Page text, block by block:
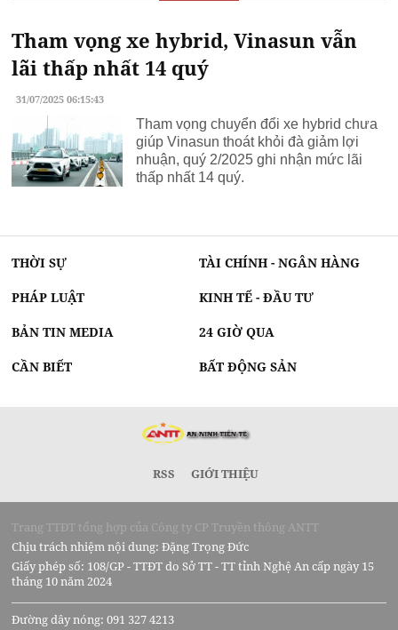
Tham vọng xe hybrid, Vinasun vẫn
lãi thấp nhất 14 quý
31/07/2025 06:15:43
Tham vọng chuyển đổi xe hybrid chưa
giúp Vinasun thoát khỏi đà giảm lợi
nhuận, quý 2/2025 ghi nhận mức lãi
thấp nhất 14 quý.
THỜI SỰ TÀI CHÍNH - NGÂN HÀNG
PHÁP LUẬT KINH TẾ - ĐẦU TƯ
BẢN TIN MEDIA 24 GIỜ QUA
CẦN BIẾT BẤT ĐỘNG SẢN
RSS GIỚI THIỆU
Trang TTĐT tổng hợp của Công ty CP Truyền thông ANTT
Chịu trách nhiệm nội dung: Đặng Trọng Đức
Giấy phép số: 108/GP - TTĐT do Sở TT - TT tỉnh Nghệ An cấp ngày 15
tháng 10 năm 2024
Đường dây nóng: 091 327 4213